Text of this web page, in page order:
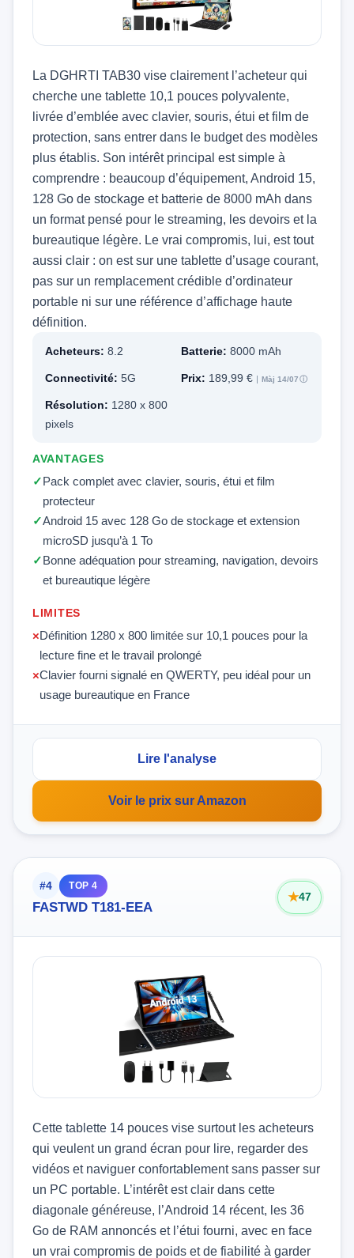
La DGHRTI TAB30 vise clairement l’acheteur qui
cherche une tablette 10,1 pouces polyvalente,
livrée d’emblée avec clavier, souris, étui et film de
protection, sans entrer dans le budget des modèles
plus établis. Son intérêt principal est simple à
comprendre : beaucoup d’équipement, Android 15,
128 Go de stockage et batterie de 8000 mAh dans
un format pensé pour le streaming, les devoirs et la
bureautique légère. Le vrai compromis, lui, est tout
aussi clair : on est sur une tablette d’usage courant,
pas sur un remplacement crédible d’ordinateur
portable ni sur une référence d’affichage haute
définition.
Acheteurs: 8.2 Batterie: 8000 mAh
Connectivité: 5G Prix: 189,99 € Màj 14/07 ⓘ
Résolution: 1280 x 800
pixels
AVANTAGES
Pack complet avec clavier, souris, étui et film
protecteur
Android 15 avec 128 Go de stockage et extension
microSD jusqu’à 1 To
Bonne adéquation pour streaming, navigation, devoirs
et bureautique légère
LIMITES
Définition 1280 x 800 limitée sur 10,1 pouces pour la
lecture fine et le travail prolongé
Clavier fourni signalé en QWERTY, peu idéal pour un
usage bureautique en France
Lire l'analyse
Voir le prix sur Amazon
#4 TOP 4
FASTWD T181-EEA
47
Cette tablette 14 pouces vise surtout les acheteurs
qui veulent un grand écran pour lire, regarder des
vidéos et naviguer confortablement sans passer sur
un PC portable. L’intérêt est clair dans cette
diagonale généreuse, l’Android 14 récent, les 36
Go de RAM annoncés et l’étui fourni, avec en face
un vrai compromis de poids et de fiabilité à garder